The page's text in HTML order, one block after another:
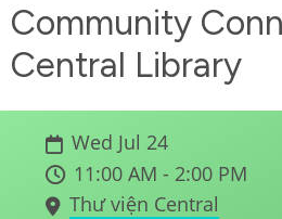
Community
Central Library
Wed Jul 24
11:00 AM - 2:00 PM
Thư viện Central